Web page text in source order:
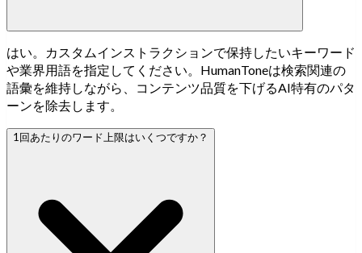
はい。カスタムインストラクションで保持したいキーワード
や業界用語を指定してください。HumanToneは検索関連の
語彙を維持しながら、コンテンツ品質を下げるAI特有のパタ
ーンを除去します。
1回あたりのワード上限はいくつですか？